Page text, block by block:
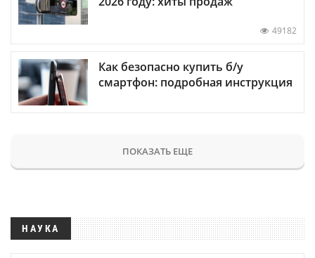
49182
Как безопасно купить б/у
смартфон: подробная инструкция
ПОКАЗАТЬ ЕЩЕ
НАУКА